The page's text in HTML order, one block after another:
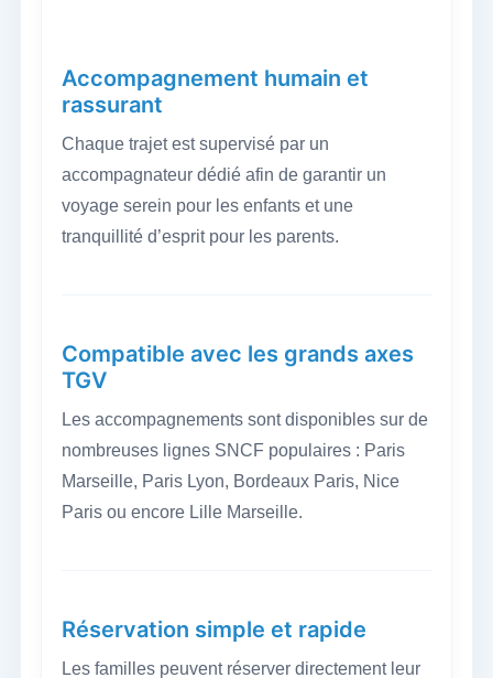
Accompagnement humain et
rassurant
Chaque trajet est supervisé par un
accompagnateur dédié afin de garantir un
voyage serein pour les enfants et une
tranquillité d’esprit pour les parents.
Compatible avec les grands axes
TGV
Les accompagnements sont disponibles sur de
nombreuses lignes SNCF populaires : Paris
Marseille, Paris Lyon, Bordeaux Paris, Nice
Paris ou encore Lille Marseille.
Réservation simple et rapide
Les familles peuvent réserver directement leur